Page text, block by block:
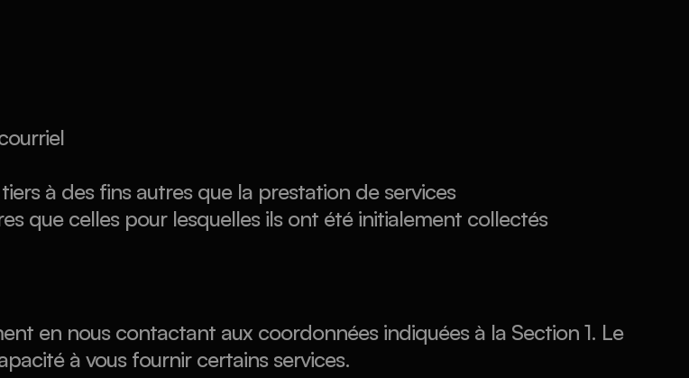
à des fins autres que la prestation de services
que celles pour lesquelles ils ont été initialement collectés
en nous contactant aux coordonnées indiquées à la Section 1. Le
à vous fournir certains services.